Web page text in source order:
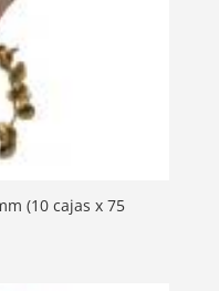
(10 cajas x 75